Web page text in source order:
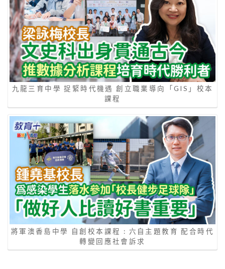
九龍三育中學 捉緊時代機遇 創立職業導向「GIS」校本
課程
將軍澳香島中學 自創校本課程 : 六自主題教育 配合時代
轉變回應社會訴求